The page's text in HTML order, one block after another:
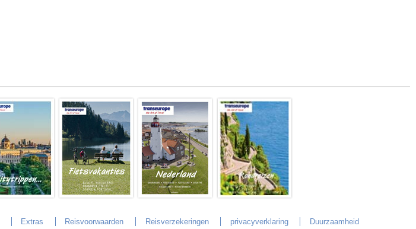
Extras Reisvoorwaarden Reisverzekeringen privacyverklaring Duurzaamheid